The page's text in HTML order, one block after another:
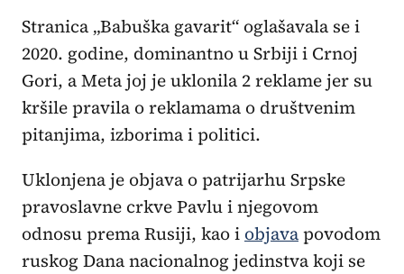
Stranica „Babuška gavarit“ oglašavala se i
2020. godine, dominantno u Srbiji i Crnoj
Gori, a Meta joj je uklonila 2 reklame jer su
kršile pravila o reklamama o društvenim
pitanjima, izborima i politici.
Uklonjena je objava o patrijarhu Srpske
pravoslavne crkve Pavlu i njegovom
odnosu prema Rusiji, kao i objavapovodom
ruskog Dana nacionalnog jedinstva koji se